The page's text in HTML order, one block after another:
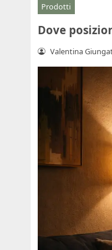
Prodotti
Dove
Valentina